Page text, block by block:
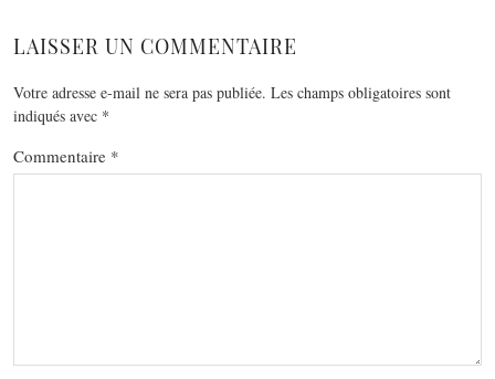
LAISSER UN COMMENTAIRE
Votre adresse e-mail ne sera pas publiée. Les champs obligatoires sont
indiqués avec *
Commentaire *